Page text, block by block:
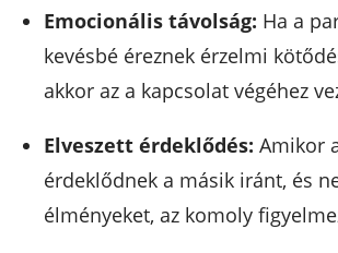
Emocionális távolság: Ha a
kevésbé éreznek érzelmi
akkor az a kapcsolat végéhez
Elveszett érdeklődés: Amikor
érdeklődnek a másik iránt, és
élményeket, az komoly